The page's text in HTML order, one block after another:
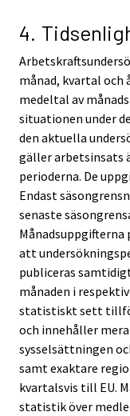
4.
månad, kvartal och
medeltal av
situationen under
den aktuella
gäller arbetsinsats
perioderna. De
Endast
senaste
Månadsuppgifterna
att
publiceras
månaden i
statistiskt sett
och innehåller
sysselsättningen
samt exaktare
kvartalsvis till EU.
statistik över